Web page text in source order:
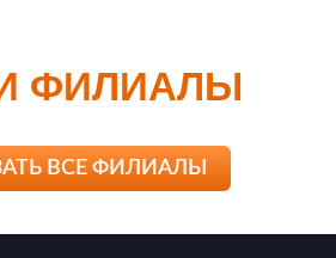
ФИЛИАЛЫ
ВСЕ ФИЛИАЛЫ